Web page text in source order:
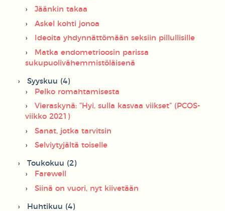
Jäänkin takaa
Askel kohti jonoa
Ideoita yhdynnättömään seksiin pillullisille
Matka endometrioosin parissa
sukupuolivähemmistöläisenä
Syyskuu (4)
Pelko romahtamisesta
Vieraskynä: ”Hyi, sulla kasvaa viikset” (PCOS-
viikko 2021)
Sanat, jotka tarvitsin
Selviytyjältä toiselle
Toukokuu (2)
Farewell
Siinä on vuori, nyt kiivetään
Huhtikuu (4)